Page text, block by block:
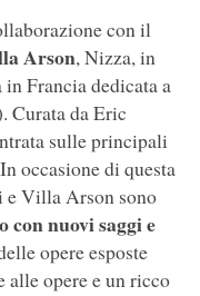
con il
Arson, Nizza, in
Francia dedicata a
Curata da Eric
sulle principali
occasione di questa
Villa Arson sono
con nuovi saggi e
opere esposte
alle opere e un ricco